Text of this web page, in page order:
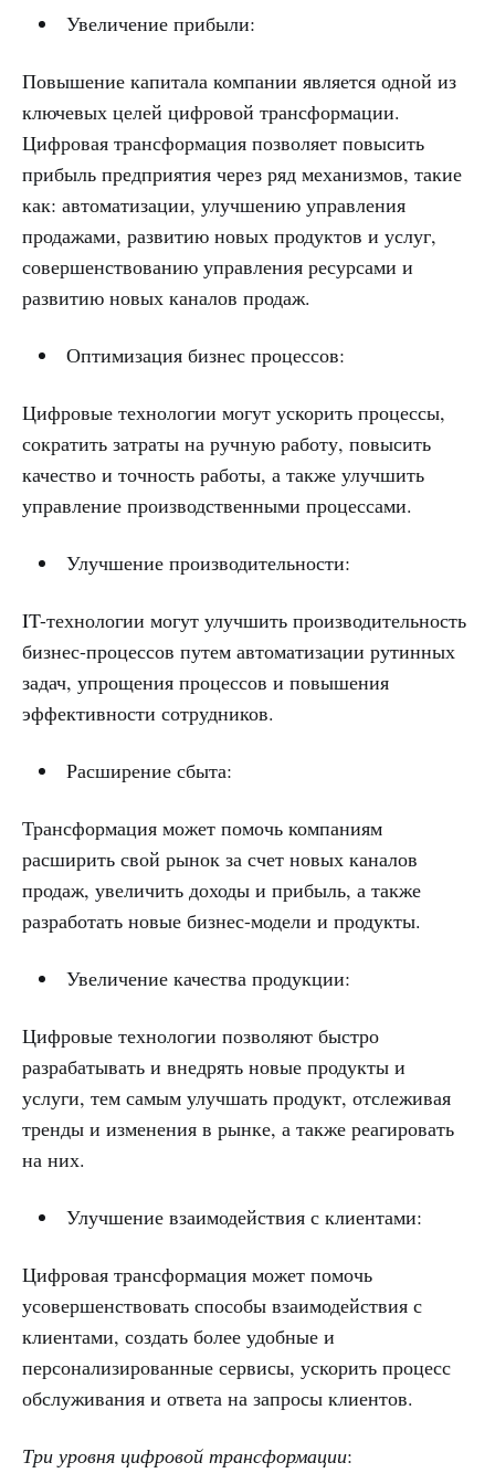
Увеличение прибыли:
Повышение капитала компании является одной из
ключевых целей цифровой трансформации.
Цифровая трансформация позволяет повысить
прибыль предприятия через ряд механизмов, такие
как: автоматизации, улучшению управления
продажами, развитию новых продуктов и услуг,
совершенствованию управления ресурсами и
развитию новых каналов продаж.
Оптимизация бизнес процессов:
Цифровые технологии могут ускорить процессы,
сократить затраты на ручную работу, повысить
качество и точность работы, а также улучшить
управление производственными процессами.
Улучшение производительности:
IT-технологии могут улучшить производительность
бизнес-процессов путем автоматизации рутинных
задач, упрощения процессов и повышения
эффективности сотрудников.
Расширение сбыта:
Трансформация может помочь компаниям
расширить свой рынок за счет новых каналов
продаж, увеличить доходы и прибыль, а также
разработать новые бизнес-модели и продукты.
Увеличение качества продукции:
Цифровые технологии позволяют быстро
разрабатывать и внедрять новые продукты и
услуги, тем самым улучшать продукт, отслеживая
тренды и изменения в рынке, а также реагировать
на них.
Улучшение взаимодействия с клиентами:
Цифровая трансформация может помочь
усовершенствовать способы взаимодействия с
клиентами, создать более удобные и
персонализированные сервисы, ускорить процесс
обслуживания и ответа на запросы клиентов.
Три уровня цифровой трансформации: